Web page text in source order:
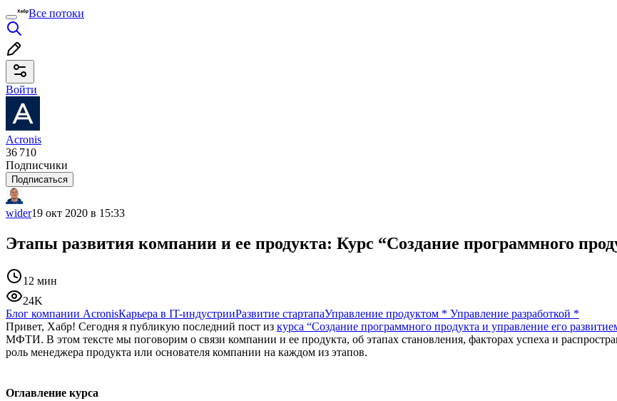
Все потоки
Войти
Acronis
36 710
Подписчики
Подписаться
wider19 окт 2020 в 15:33
Этапы развития компании и ее продукта: Курс “Создание программного
12 мин
24K
Блог компании AcronisКарьера в IT-индустрииРазвитие стартапаУправление продуктом * Управление разработкой *
Привет, Хабр! Сегодня я публикую последний пост из курса “Создание программного продукта и управление его
МФТИ. В этом тексте мы поговорим о связи компании и ее продукта, об этапах становления, факторах успеха и
роль менеджера продукта или основателя компании на каждом из этапов.
Оглавление курса